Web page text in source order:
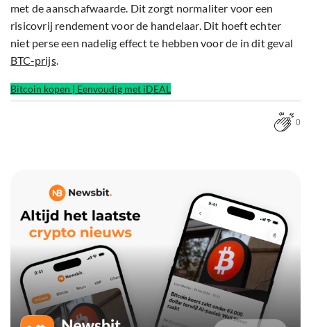
met de aanschafwaarde. Dit zorgt normaliter voor een
risicovrij rendement voor de handelaar. Dit hoeft echter
niet perse een nadelig effect te hebben voor de in dit geval
BTC-prijs.
Bitcoin kopen | Eenvoudig met iDEAL
0